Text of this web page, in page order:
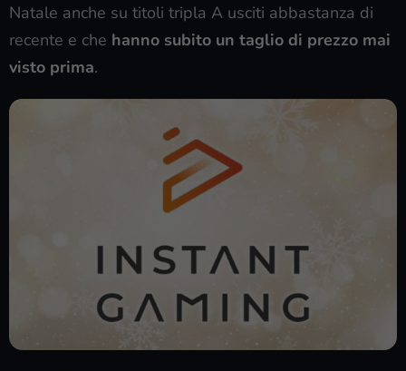
Natale anche su titoli tripla A usciti abbastanza di
recente e che hanno subito un taglio di prezzo mai
visto prima.